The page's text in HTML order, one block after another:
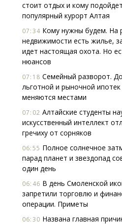
стоит отдых и кому подойдет
популярный курорт Алтая
07:34 Кому нужны будем. На
недвижимости есть жилье,
идет настоящая охота. Но
нюансов
07:18 Семейный разворот.
льготной и рыночной
меняются местами
07:02 Алтайские студенты
искусственный интеллект
гречиху от сорняков
06:55 Полное солнечное
парад планет и звездопад
один день
06:46 В день Смоленской
запретили торговлю и
операции. Приметы
06:30 Названа главная